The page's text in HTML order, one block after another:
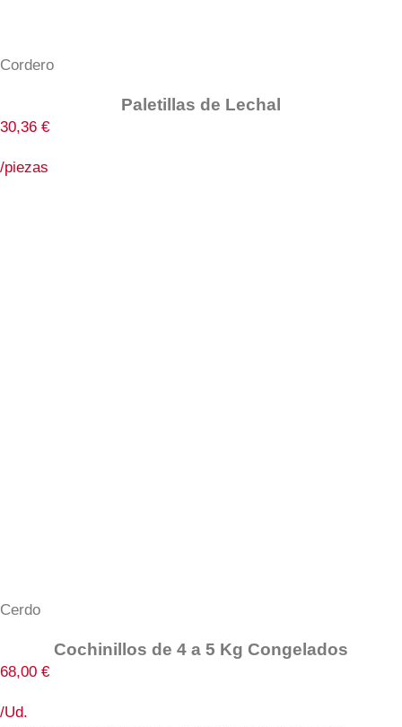
Cordero
Paletillas de Lechal
30,36 €
/piezas
Cerdo
Cochinillos de 4 a 5 Kg Congelados
68,00 €
/Ud.